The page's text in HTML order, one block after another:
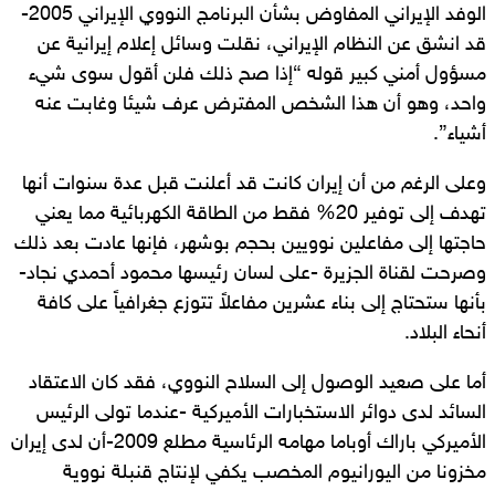
الوفد الإيراني المفاوض بشأن البرنامج النووي الإيراني 2005-
قد انشق عن النظام الإيراني، نقلت وسائل إعلام إيرانية عن
مسؤول أمني كبير قوله “إذا صح ذلك فلن أقول سوى شيء
واحد، وهو أن هذا الشخص المفترض عرف شيئا وغابت عنه
أشياء”.
وعلى الرغم من أن إيران كانت قد أعلنت قبل عدة سنوات أنها
تهدف إلى توفير 20% فقط من الطاقة الكهربائية مما يعني
حاجتها إلى مفاعلين نوويين بحجم بوشهر، فإنها عادت بعد ذلك
وصرحت لقناة الجزيرة -على لسان رئيسها محمود أحمدي نجاد-
بأنها ستحتاج إلى بناء عشرين مفاعلاً تتوزع جغرافياً على كافة
أنحاء البلاد.
أما على صعيد الوصول إلى السلاح النووي، فقد كان الاعتقاد
السائد لدى دوائر الاستخبارات الأميركية -عندما تولى الرئيس
الأميركي باراك أوباما مهامه الرئاسية مطلع 2009-أن لدى إيران
مخزونا من اليورانيوم المخصب يكفي لإنتاج قنبلة نووية